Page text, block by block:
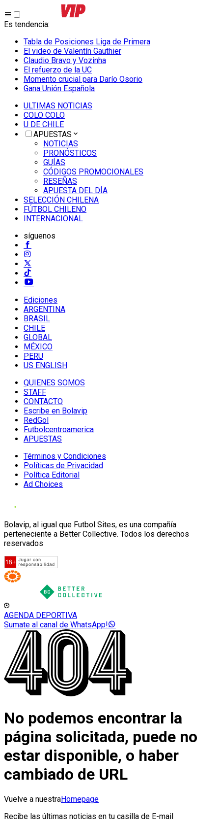
Es tendencia:
Tabla de Posiciones Liga de Primera
El video de Valentín Gauthier
Claudio Bravo y Vozinha
El refuerzo de la UC
Momento crucial para Darío Osorio
Gana Unión Española
ULTIMAS NOTICIAS
COLO COLO
U DE CHILE
APUESTAS
NOTICIAS
PRONÓSTICOS
GUÍAS
CÓDIGOS PROMOCIONALES
RESEÑAS
APUESTA DEL DÍA
SELECCIÓN CHILENA
FÚTBOL CHILENO
INTERNACIONAL
síguenos
Ediciones
ARGENTINA
BRASIL
CHILE
GLOBAL
MÉXICO
PERU
US ENGLISH
QUIENES SOMOS
STAFF
CONTACTO
Escribe en Bolavip
RedGol
Futbolcentroamerica
APUESTAS
Términos y Condiciones
Políticas de Privacidad
Política Editorial
Ad Choices
Bolavip, al igual que Futbol Sites, es una compañía
perteneciente a Better Collective. Todos los derechos
reservados
AGENDA DEPORTIVA
Sumate al canal de WhatsApp!
No podemos encontrar la
página solicitada, puede no
estar disponible, o haber
cambiado de URL
Vuelve a nuestraHomepage
Recibe las últimas noticias en tu casilla de E-mail